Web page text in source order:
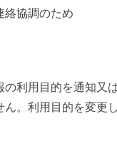
絡協調のため
利用目的を通知又
。利用目的を変更